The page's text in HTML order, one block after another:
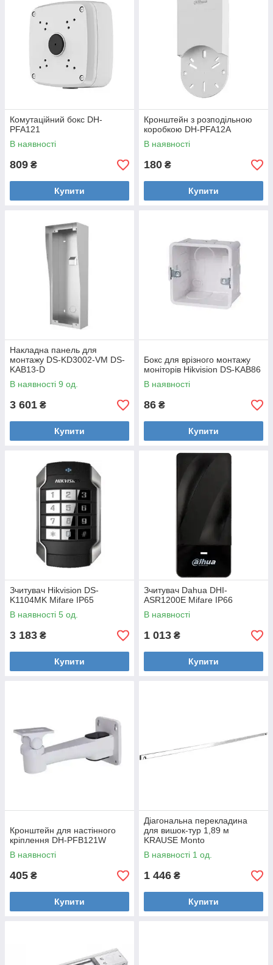
Комутаційний бокс DH-
PFA121
В наявності
809 ₴
Купити
Кронштейн з розподільною
коробкою DH-PFA12A
В наявності
180 ₴
Купити
Накладна панель для
монтажу DS-KD3002-VM DS-
KAB13-D
В наявності 9 од.
3 601 ₴
Купити
Бокс для врізного монтажу
моніторів Hikvision DS-KAB86
В наявності
86 ₴
Купити
Зчитувач Hikvision DS-
K1104MK Mifare IP65
В наявності 5 од.
3 183 ₴
Купити
Зчитувач Dahua DHI-
ASR1200E Mifare IP66
В наявності
1 013 ₴
Купити
Кронштейн для настінного
кріплення DH-PFB121W
В наявності
405 ₴
Купити
Діагональна перекладина
для вишок-тур 1,89 м
KRAUSE Monto
В наявності 1 од.
1 446 ₴
Купити